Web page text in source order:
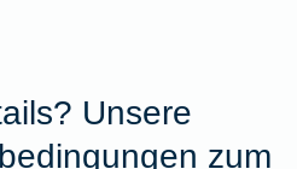
Unsere
zum